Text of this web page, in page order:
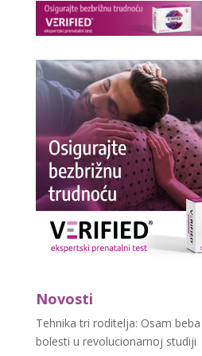
Novosti
Tehnika tri roditelja: Osam
bolesti u revolucionarnoj studiji